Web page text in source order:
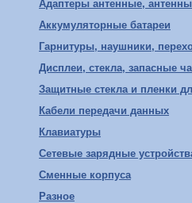
Адаптеры антенные, антенны
Аккумуляторные батареи
Гарнитуры, наушники,
Дисплеи, стекла, запасные
Защитные стекла и пленки
Кабели передачи данных
Клавиатуры
Сетевые зарядные
Сменные корпуса
Разное